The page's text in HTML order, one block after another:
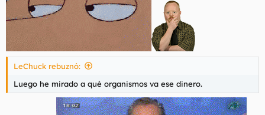
LeChuck rebuznó:
Luego he mirado a qué organismos va ese dinero.